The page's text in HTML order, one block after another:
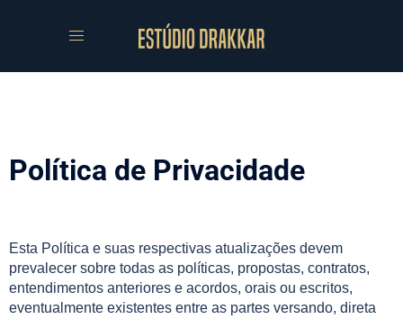
Política de Privacidade
Esta Política e suas respectivas atualizações devem
prevalecer sobre todas as políticas, propostas, contratos,
entendimentos anteriores e acordos, orais ou escritos,
eventualmente existentes entre as partes versando, direta